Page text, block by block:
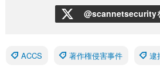
@scannetsecurity
ACCS 著作権侵害事件 逮